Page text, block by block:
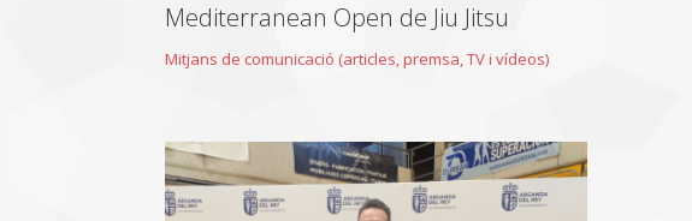
Mediterranean Open de Jiu Jitsu
Mitjans de comunicació (articles, premsa, TV i vídeos)